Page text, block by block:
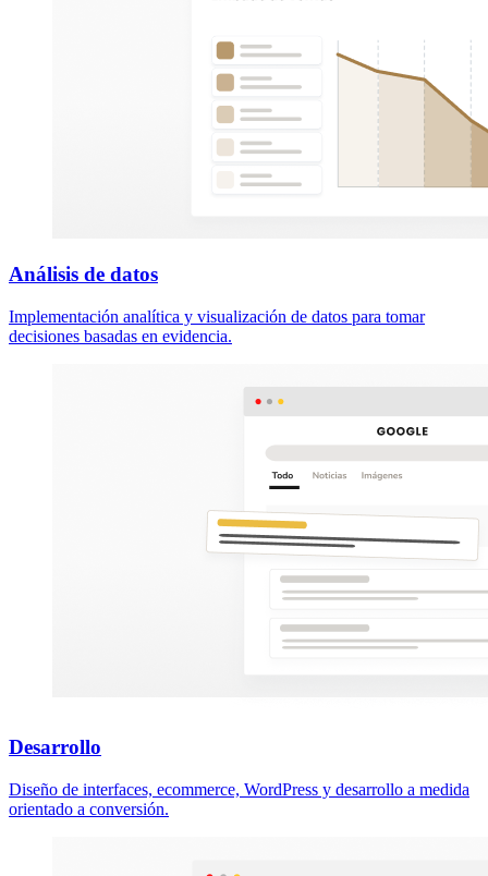
Análisis de datos
Implementación analítica y visualización de datos para tomar
decisiones basadas en evidencia.
Desarrollo
Diseño de interfaces, ecommerce, WordPress y desarrollo a medida
orientado a conversión.